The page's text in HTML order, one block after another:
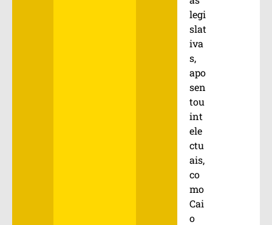
legi
slat
iva
s,
apo
sen
tou
int
ele
ctu
ais,
co
mo
Cai
o